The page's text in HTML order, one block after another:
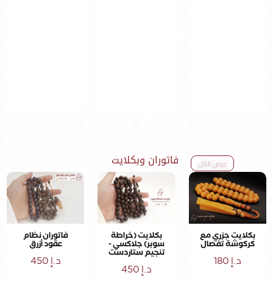
عرض الكل فاتوران وبكلايت
بكلايت جزري مع
كركوشة تفصال
د.إ
بكلايت (خراطة
سوبر) جلاكسي -
تنجيم ستاردست
د.إ
فاتوران نظام
عقود أزرق
د.إ